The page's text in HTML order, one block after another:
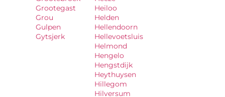
Grootegast
Grou
Gulpen
Gytsjerk
Heiloo
Helden
Hellendoorn
Hellevoetsluis
Helmond
Hengelo
Hengstdijk
Heythuysen
Hillegom
Hilversum